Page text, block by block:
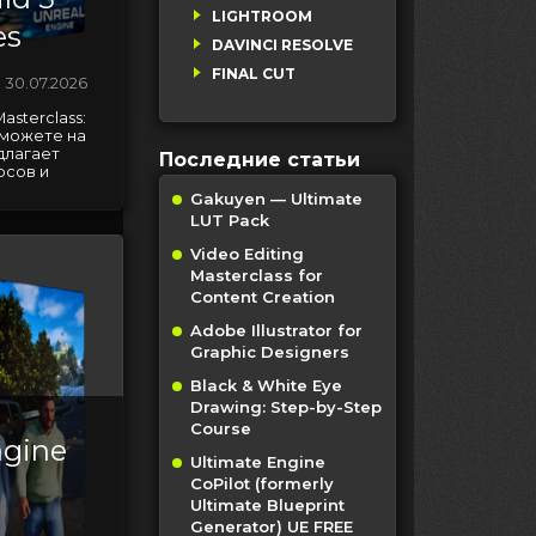
30.07.2026
на
и
LIGHTROOM
DAVINCI RESOLVE
FINAL CUT
Последние статьи
Gakuyen — Ultimate
LUT Pack
Video Editing
Masterclass for
Content Creation
Adobe Illustrator for
Graphic Designers
Black & White Eye
Drawing: Step-by-Step
Course
Ultimate Engine
CoPilot (formerly
Ultimate Blueprint
Generator) UE FREE